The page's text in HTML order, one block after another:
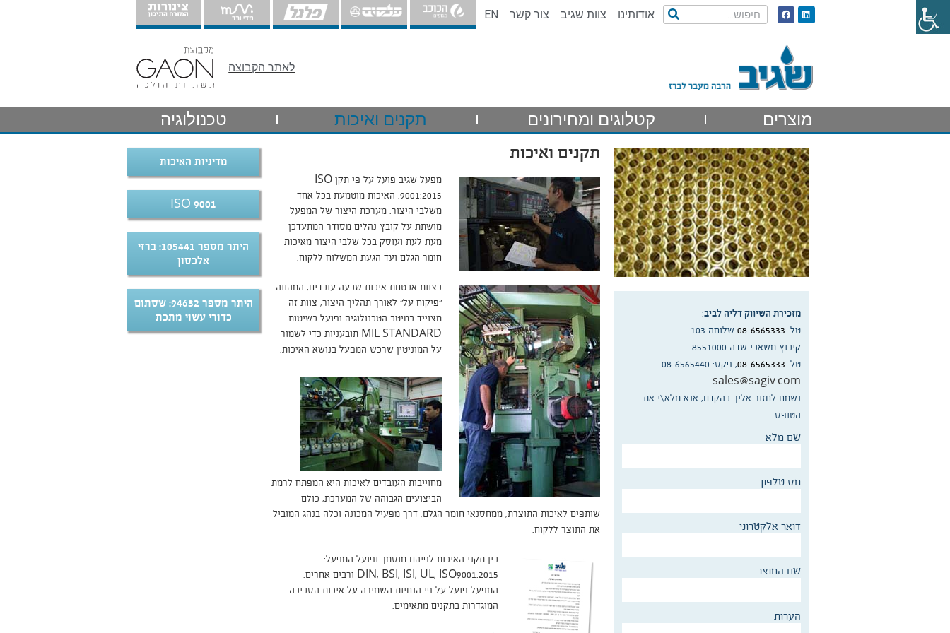
אודותינו צוות שגיב צור קשר EN
לאתר הקבוצה
מוצרים קטלוגים ומחירונים תקנים ואיכות טכנולוגיה
מזכירת השיווק דליה לביב:
טל. 08-6565333שלוחה 103
קיבוץ משאבי שדה 8551000
טל. 08-6565333, פקס: 08-6565440
sales@sagiv.com
נשמח לחזור אליך בהקדם, אנא מלא\י את
הטופס
שם מלא
מס טלפון
דואר אלקטרוני
שם המוצר
הערות
תקנים ואיכות
מפעל שגיב פועל על פי תקן ISO
9001:2015. האיכות מוטמעת בכל אחד
משלבי היצור. מערכת היצור של המפעל
מושתת על קובץ נהלים מסודר המתעדכן
מעת לעת ועוסק בכל שלבי היצור מאיכות
חומר הגלם ועד הגעת המשלוח ללקוח.
בצוות אבטחת איכות שבעה עובדים, המהווה
"פיקוח על" לאורך תהליך היצור, צוות זה
מצוייד במיטב הטכנולוגיה ופועל בשיטות
MIL STANDARD תובעניות כדי לשמור
על המוניטין שרכש המפעל בנושא האיכות.
מחוייבות העובדים לאיכות היא המפתח לרמת
הביצועים הגבוהה של המערכת, כולם
שותפים לאיכות התוצרת, ממחסנאי חומר הגלם, דרך מפעיל המכונה וכלה בנהג המוביל
את התוצר ללקוח.
בין תקני האיכות לפיהם מוסמך ופועל המפעל:
DIN, BSI, ISI, UL, ISO9001:2015 ורבים אחרים.
המפעל פועל על פי הנחיות השמירה על איכות הסביבה
המוגדרות בתקנים מתאימים.
מדיניות האיכות
ISO 9001
היתר מספר 105441: ברזי
אלכסון
היתר מספר 94632: שסתום
כדורי עשוי מתכת